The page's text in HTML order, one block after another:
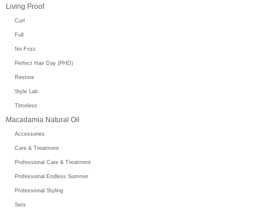
Living Proof
Curl
Full
No Frizz
Perfect Hair Day (PHD)
Restore
Style Lab
Timeless
Macadamia Natural Oil
Accessories
Care & Treatment
Professional Care & Treatment
Professional Endless Summer
Professional Styling
Sets